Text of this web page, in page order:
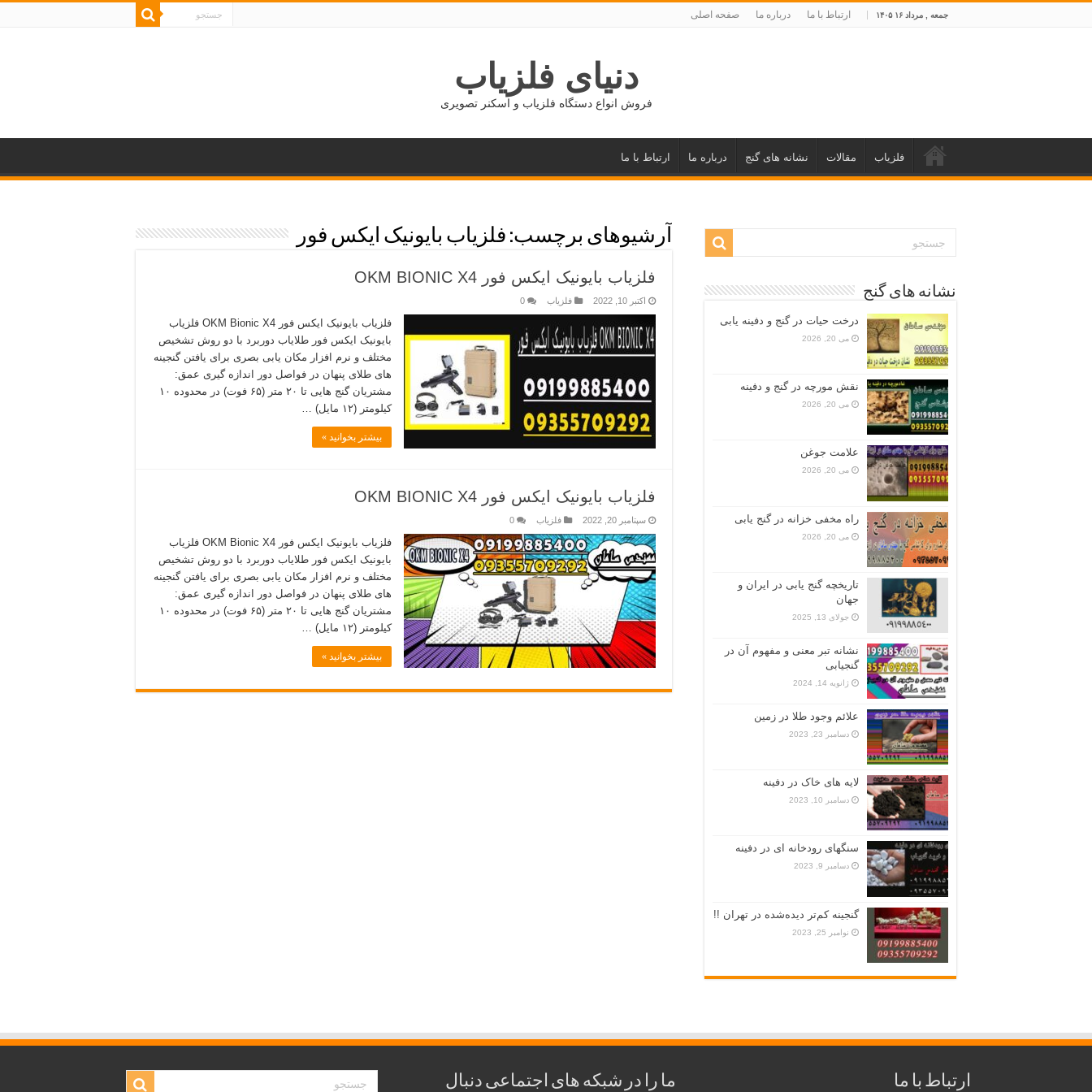
جمعه , مرداد ۱۶ ۱۴۰۵ ارتباط با ما درباره ما صفحه اصلی
دنیای فلزیاب
فروش انواع دستگاه فلزیاب و اسکنر تصویری
فلزیاب مقالات نشانه های گنج درباره ما ارتباط با ما
آرشیوهای برچسب: فلزیاب بایونیک ایکس فور
فلزیاب بایونیک ایکس فور OKM BIONIC X4
اکتبر 10, 2022 فلزیاب 0
فلزیاب بایونیک ایکس فور OKM Bionic X4 فلزیاب
بایونیک ایکس فور طلایاب دوربرد با دو روش تشخیص
مختلف و نرم افزار مکان یابی بصری برای یافتن گنجینه
های طلای پنهان در فواصل دور اندازه گیری عمق:
مشتریان گنج هایی تا ۲۰ متر (۶۵ فوت) در محدوده ۱۰
کیلومتر (۱۲ مایل) …
بیشتر بخوانید »
فلزیاب بایونیک ایکس فور OKM BIONIC X4
سپتامبر 20, 2022 فلزیاب 0
فلزیاب بایونیک ایکس فور OKM Bionic X4 فلزیاب
بایونیک ایکس فور طلایاب دوربرد با دو روش تشخیص
مختلف و نرم افزار مکان یابی بصری برای یافتن گنجینه
های طلای پنهان در فواصل دور اندازه گیری عمق:
مشتریان گنج هایی تا ۲۰ متر (۶۵ فوت) در محدوده ۱۰
کیلومتر (۱۲ مایل) …
بیشتر بخوانید »
نشانه های گنج
درخت حیات در گنج و دفینه یابی
می 20, 2026
نقش مورچه در گنج و دفینه
می 20, 2026
علامت جوغن
می 20, 2026
راه مخفی خزانه در گنج یابی
می 20, 2026
تاریخچه گنج‌ یابی در ایران و
جهان
جولای 13, 2025
نشانه تبر معنی و مفهوم آن در
گنجیابی
ژانویه 14, 2024
علائم وجود طلا در زمین
دسامبر 23, 2023
لایه های خاک در دفینه
دسامبر 10, 2023
سنگهای رودخانه ای در دفینه
دسامبر 9, 2023
گنجینه کم‌تر دیده‌شده در تهران !!
نوامبر 25, 2023
ارتباط با ما ما را در شبکه های اجتماعی دنبال